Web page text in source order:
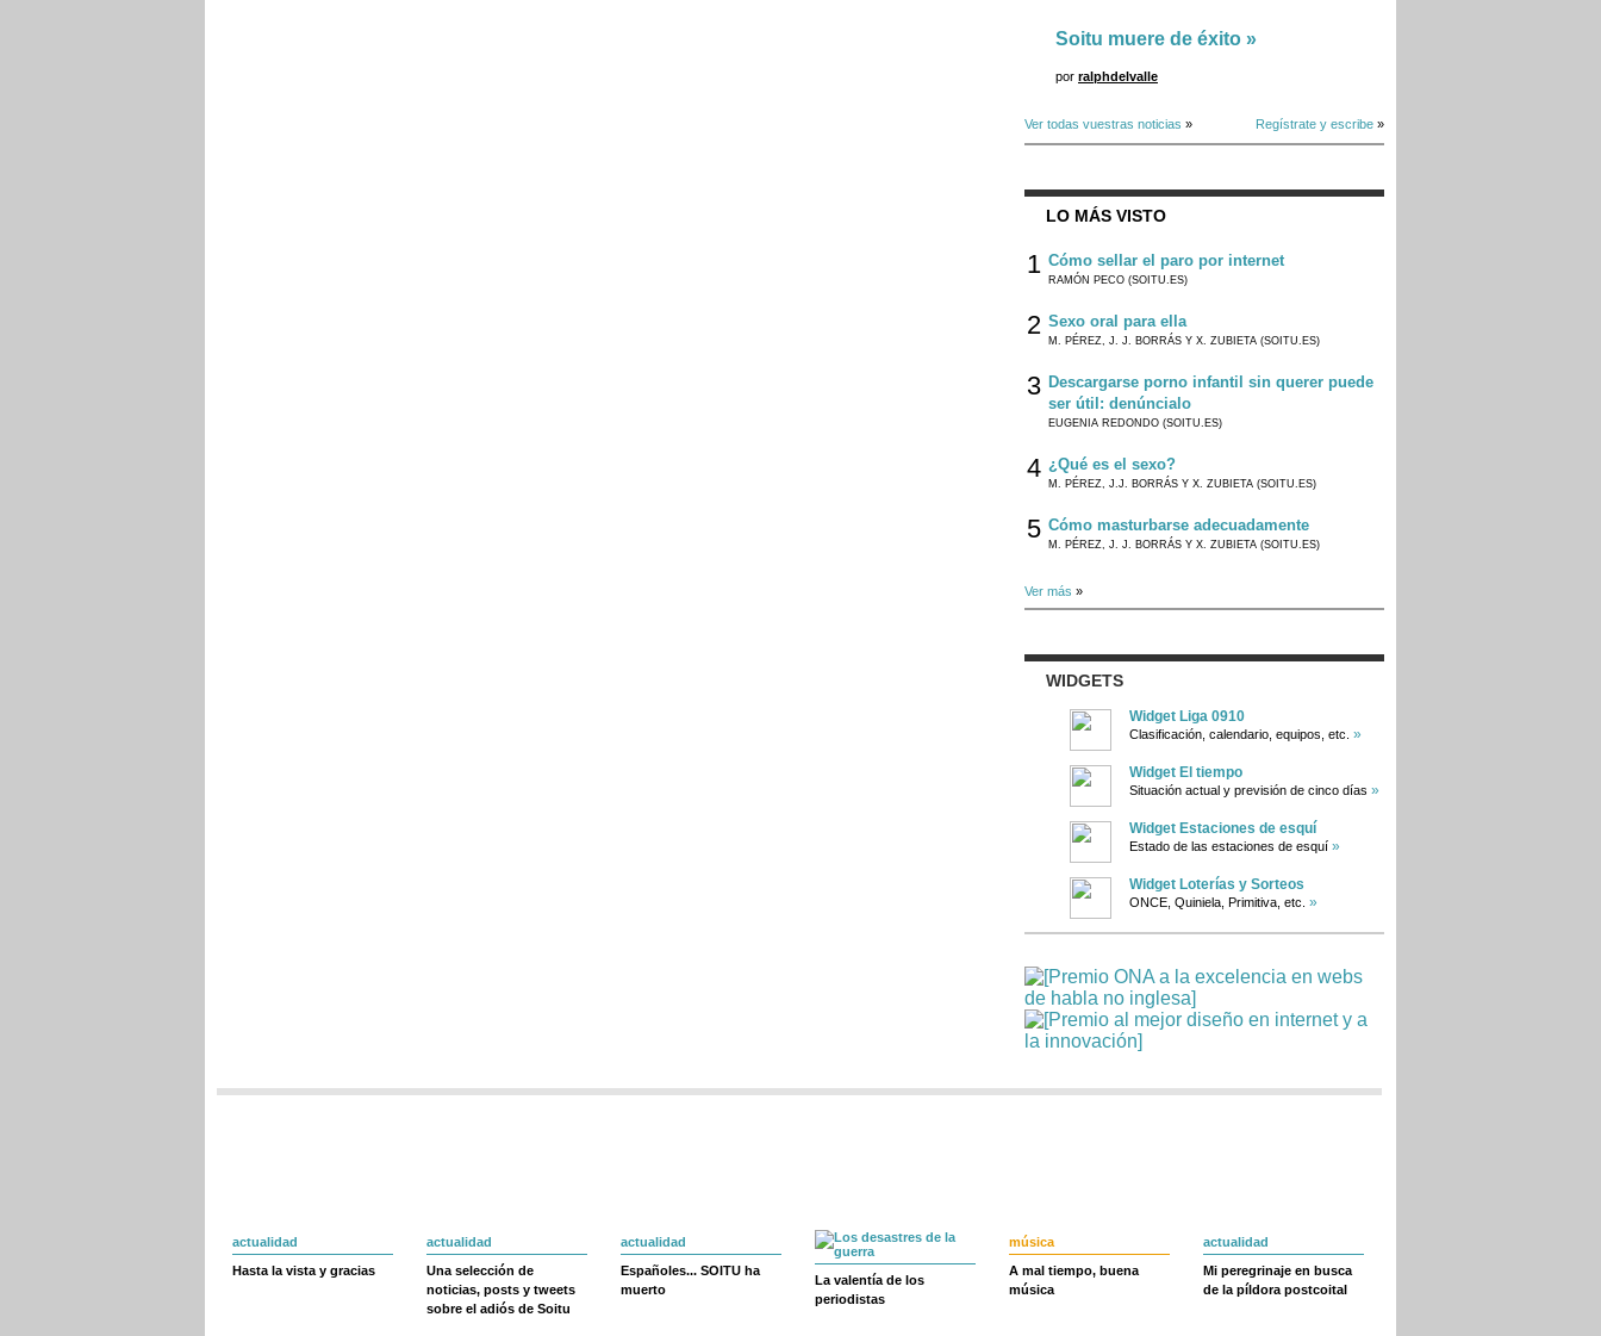
Soitu muere de éxito »
por ralphdelvalle
Ver todas vuestras noticias » Regístrate y escribe »
LO MÁS VISTO
1 Cómo sellar el paro por internet
RAMÓN PECO (SOITU.ES)
2 Sexo oral para ella
M. PÉREZ, J. J. BORRÁS Y X. ZUBIETA (SOITU.ES)
3 Descargarse porno infantil sin querer puede
ser útil: denúncialo
EUGENIA REDONDO (SOITU.ES)
4 ¿Qué es el sexo?
M. PÉREZ, J.J. BORRÁS Y X. ZUBIETA (SOITU.ES)
5 Cómo masturbarse adecuadamente
M. PÉREZ, J. J. BORRÁS Y X. ZUBIETA (SOITU.ES)
Ver más »
WIDGETS
Widget Liga 0910
Clasificación, calendario, equipos, etc. »
Widget El tiempo
Situación actual y previsión de cinco días »
Widget Estaciones de esquí
Estado de las estaciones de esquí »
Widget Loterías y Sorteos
ONCE, Quiniela, Primitiva, etc. »
actualidad
Hasta la vista y gracias
actualidad
Una selección de
noticias, posts y tweets
sobre el adiós de Soitu
actualidad
Españoles... SOITU ha
muerto
La valentía de los
periodistas
música
A mal tiempo, buena
música
actualidad
Mi peregrinaje en busca
de la píldora postcoital